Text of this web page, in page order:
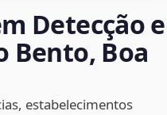
Detecção e
Bento, Boa
estabelecimentos